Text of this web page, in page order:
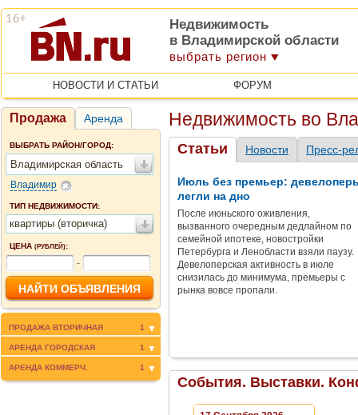
Недвижимость
в Владимирской области
выбрать регион
НОВОСТИ И СТАТЬИ ФОРУМ
Продажа Аренда
ВЫБРАТЬ РАЙОН/ГОРОД:
Владимирская область
Владимир
ТИП НЕДВИЖИМОСТИ:
квартиры (вторичка)
ЦЕНА (РУБЛЕЙ):
-
ПРОДАЖА ВТОРИЧНАЯ 1
АРЕНДА ГОРОДСКАЯ 1
АРЕНДА КОММЕРЧ. 1
Недвижимость во
Статьи Новости Пресс-
Июль без премьер:
легли на дно
После июньского оживления,
вызванного очередным дедлайном по
семейной ипотеке, новостройки
Петербурга и Ленобласти взяли паузу.
Девелоперская активность в июле
снизилась до минимума, премьеры с
рынка вовсе пропали.
События. Выставки.